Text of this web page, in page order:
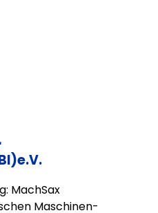
MachSax
Maschinen-